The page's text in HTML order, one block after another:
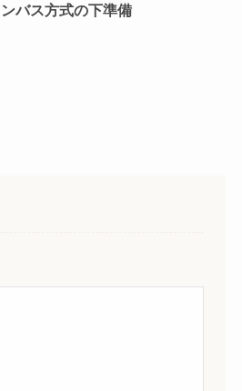
ンバス方式の下準備